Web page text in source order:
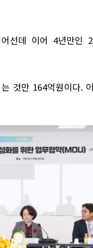
선데 이어 4년만인
것만 164억원이다.